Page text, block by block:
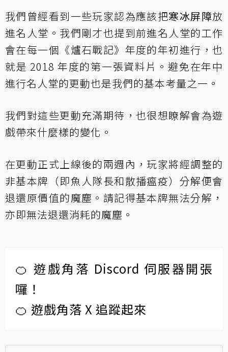
我們曾經看到一些玩家認為應該把寒冰屏障放
進名人堂。我們剛才也提到前進名人堂的工作
會在每一個《爐石戰記》年度的年初進行，也
就是 2018 年度的第一張資料片。避免在年中
進行名人堂的更動也是我們的基本考量之一。
我們對這些更動充滿期待，也很想瞭解會為遊
戲帶來什麼樣的變化。
在更動正式上線後的兩週內，玩家將經調整的
非基本牌（即魚人隊長和散播瘟疫）分解便會
退還原價值的魔塵。請記得基本牌無法分解，
亦即無法退還消耗的魔塵。
🍊 遊戲角落 Discord 伺服器開張
囉！
🍊 遊戲角落 X 追蹤起來